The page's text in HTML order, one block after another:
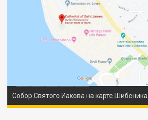
Собор Святого Иакова на карте Шибеника